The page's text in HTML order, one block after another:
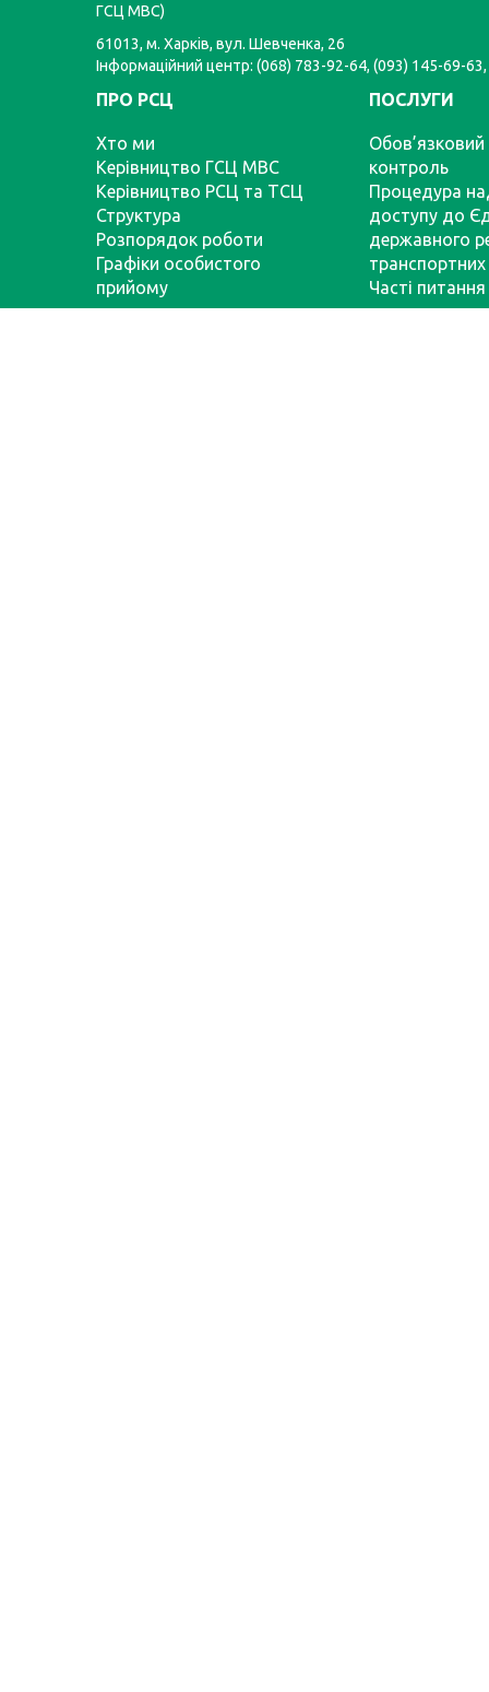
ГСЦ МВС)
61013, м. Харків, вул. Шевченка, 26
Інформаційний центр: (068) 783-92-64, (093) 145-69-
ПРО РСЦ
Хто ми
Керівництво ГСЦ МВС
Керівництво РСЦ та ТСЦ
Структура
Розпорядок роботи
Графіки особистого
прийому
ПОСЛУГИ
Обов’язковий
контроль
Процедура
доступу до
державного
транспортних
Часті питання